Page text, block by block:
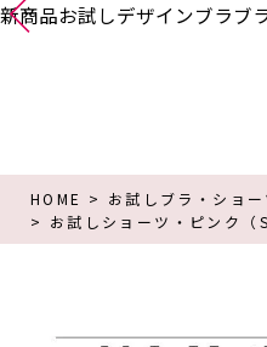
新商品お試しデザインブラブ
HOME
お試しブラ・ショー
お試しショーツ・ピンク（